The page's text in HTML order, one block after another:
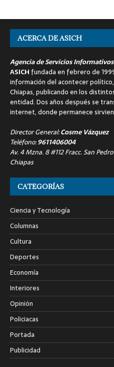
ACERCA DE ASICH
Agencia de Servicios
ASICH fundada en febrero de
información del acontecer
Chiapas, publicando en los
entidad. Dos años después se
internet, donde permanece
Director General:Cosme Vázquez
Teléfono:9611406004
Av. 4 Mzna. 8 #112 Fracc. San
Chiapas
CATEGORÍAS
Ciencia y Tecnología
Columnas
Cultura
Deportes
Economía
Interiores
Opinión
Policiacas
Portada
Publicidad